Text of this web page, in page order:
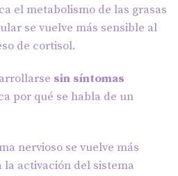
el metabolismo de las grasas
se vuelve más sensible al
de cortisol.
sin síntomas
por qué se habla de un
nervioso se vuelve más
la activación del sistema